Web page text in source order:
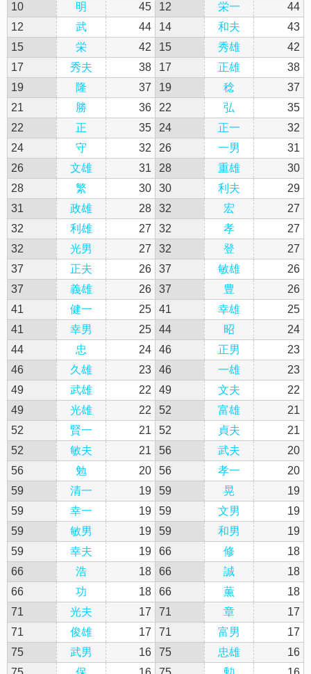
10
明 45 12 栄一
44
12
武 44 14 和夫
43
15
栄 42 15 秀雄
42
17
秀夫 38 17 正雄
38
19
隆 37 19 稔
37
21
勝 36 22 弘
35
22
正 35 24 正一
32
24
守 32 26 一男
31
26
文雄 31 28 重雄
30
28
繁 30 30 利夫
29
31
政雄 28 32 宏
27
32
利雄 27 32 孝
27
32
光男 27 32 登
27
37
正夫 26 37 敏雄
26
37
義雄 26 37 豊
26
41
健一 25 41 幸雄
25
41
幸男 25 44 昭
24
44
忠 24 46 正男
23
46
久雄 23 46 一雄
23
49
武雄 22 49 文夫
22
49
光雄 22 52 富雄
21
52
賢一 21 52 貞夫
21
52
敏夫 21 56 武夫
20
56
勉 20 56 孝一
20
59
清一 19 59 晃
19
59
幸一 19 59 文男
19
59
敏男 19 59 和男
19
59
幸夫 19 66 修
18
66
浩 18 66 誠
18
66
功 18 66 薫
18
71
光夫 17 71 章
17
71
俊雄 17 71 富男
17
75
武男 16 75 忠雄
16